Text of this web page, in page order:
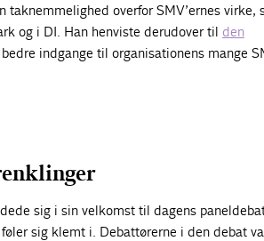
overfor SMV’ernes virke,
og i DI. Han henviste derudover til den
indgange til organisationens mange
sig i sin velkomst til dagens
sig klemt i. Debattørerne i den debat